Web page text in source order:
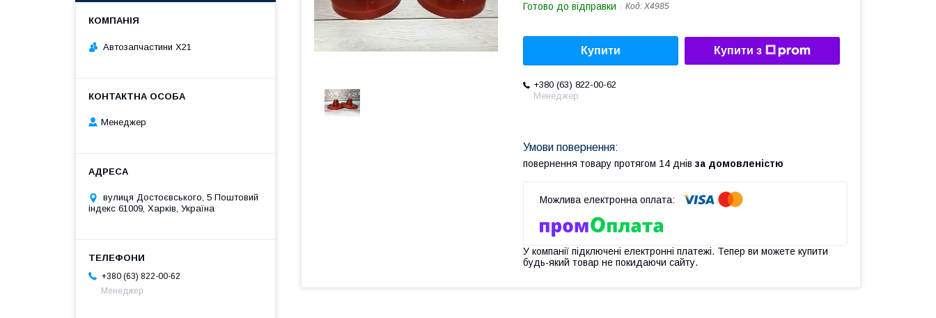
Готово до відправки Код: X4985
Купити Купити з
+380 (63) 822-00-62
Менеджер
повернення товару протягом 14 днів за домовленістю
У компанії підключені електронні платежі. Тепер ви можете купити
будь-який товар не покидаючи сайту.
Автозапчастини X21
Менеджер
вулиця Достоєвського, 5 Поштовий
індекс 61009, Харків, Україна
+380 (63) 822-00-62
Менеджер